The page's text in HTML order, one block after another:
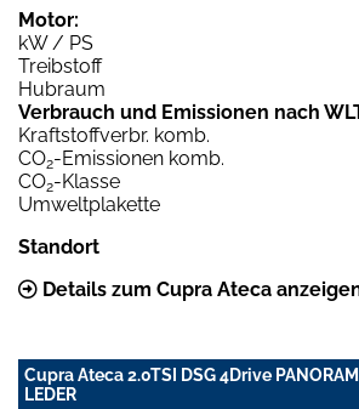
Motor:
kW / PS
Treibstoff
Hubraum
Verbrauch und Emissionen nach
Kraftstoffverbr. komb.
CO2-Emissionen komb.
CO2-Klasse
Umweltplakette
Standort
Details zum Cupra Ateca
Cupra Ateca 2.0TSI DSG 4Drive
LEDER